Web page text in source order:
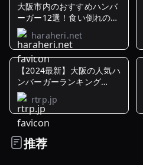
大阪市内のおすすめハンバ
ーガー12選！食い倒れの
街・ ...
haraheri.net
【2024最新】大阪の人気ハ
ンバーガーランキング
TOP30
rtrp.jp
推荐